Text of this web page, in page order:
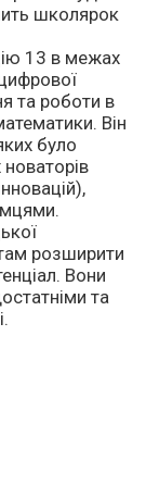
школярок
13 в межах
та роботи в
Він
було
розширити
Вони
та